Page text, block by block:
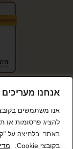
אנחנו
להציג פרסומות או
באתר. בלחיצה על
בקובצי Cookie.